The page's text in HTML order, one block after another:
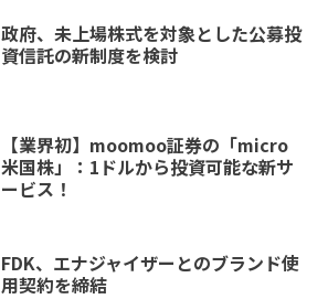
政府、未上場株式を対象とした公募投
資信託の新制度を検討
【業界初】moomoo証券の「micro
米国株」：1ドルから投資可能な新サ
ービス！
FDK、エナジャイザーとのブランド使
用契約を締結